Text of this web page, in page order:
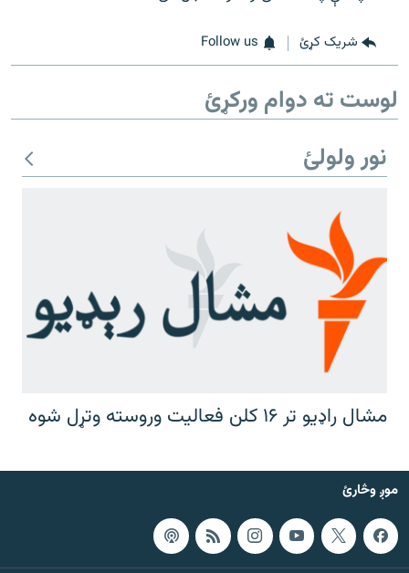
شریک کړئ Follow us
لوست ته دوام ورکړئ
نور ولولئ
مشال راډیو تر ۱۶ کلن فعالیت وروسته وتړل شوه
موږ وڅارئ